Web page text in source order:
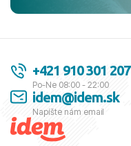
+421 910 301 207
Po-Ne 08:00 - 22:00
idem@idem.sk
Napíšte nám email